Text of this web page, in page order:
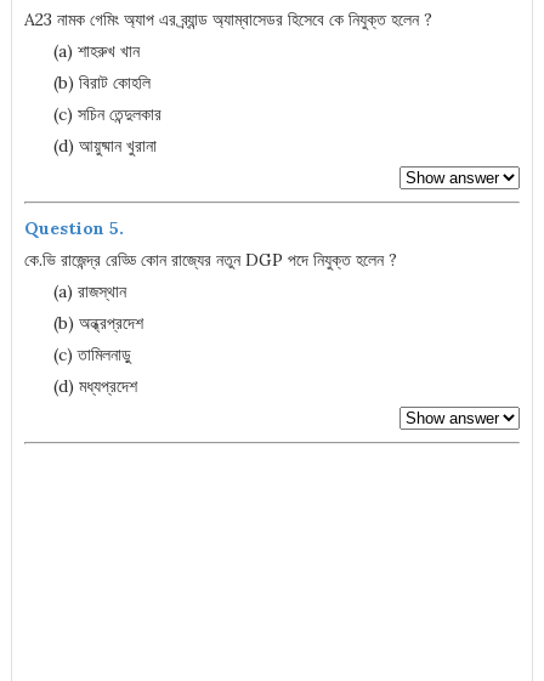
A23 নামক গেমিং অ্যাপ এর ব্র্যান্ড অ্যাম্বাসেডর হিসেবে কে নিযুক্ত হলেন ?
(a) শাহরুখ খান
(b) বিরাট কোহলি
(c) সচিন তেন্দুলকার
(d) আয়ুষ্মান খুরানা
Question 5.
কে.ভি রাজেন্দ্র রেড্ডি কোন রাজ্যের নতুন DGP পদে নিযুক্ত হলেন ?
(a) রাজস্থান
(b) অন্ধ্রপ্রদেশ
(c) তামিলনাড়ু
(d) মধ্যপ্রদেশ